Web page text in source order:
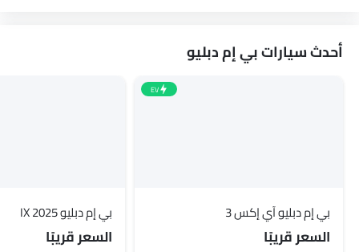
أحدث سيارات بي إم دبليو
EV
بي إم دبليو آي إكس 3
السعر قريبًا
بي إم دبليو IX 2025
السعر قريبًا